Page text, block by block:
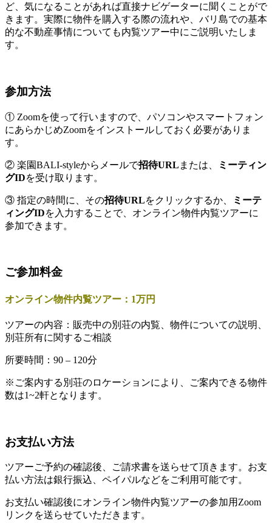
ど、気になることがあれば直接ナビゲーターに聞くことがで
きます。実際に物件を購入する際の流れや、バリ島での基本
的な不動産事情についても内覧ツアー中にご説明いたしま
す。
参加方法
① Zoomを使って行いますので、パソコンやスマートフォン
にあらかじめZoomをインストールしておく必要がありま
す。
② 楽園BALI-styleからメールで招待URL または、
ミーティン
グIDを受け取ります。
③ 指定の時間に、その招待URLをクリックするか、
ミーテ
ィングIDを入力することで、オンライン物件内覧ツアーに
参加できます。
ご参加料金
オンライン物件内覧ツアー：1万円
ツアーの内容：販売中の別荘の内覧、物件についての説明、
別荘所有に関するご相談
所要時間：90 – 120分
※ご案内する別荘のロケーションにより、ご案内できる物件
数は1~2軒となります。
お支払い方法
ツアーご予約の確認後、ご請求書を送らせて頂きます。お支
払い方法は銀行振込、ペイパルなどをご利用可能です。
お支払い確認後にオンライン物件内覧ツアーの参加用Zoom
リンクを送らせていただきます。